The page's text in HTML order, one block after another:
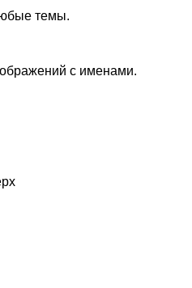
темы.
с именами.